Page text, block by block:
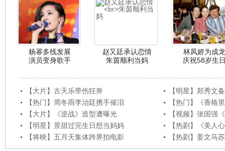
杨幂多线发展
演员变身歌手
赵又廷承认恋情
朱茵顺利当妈
林凤娇为成龙
庆祝58岁生
【大片】古天乐带伤狂奔
【明星】郑秀文
【热门】周冬雨李治廷携手催泪
【热门】《香格
【大片】《逆战》造型遭曝光
【视频】张国强
【明星】景甜过完生日想当妈妈
【热剧】《美人
【将映】五月天集体跨界拍电影
【热剧】姜文马